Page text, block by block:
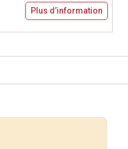
Plus d’information